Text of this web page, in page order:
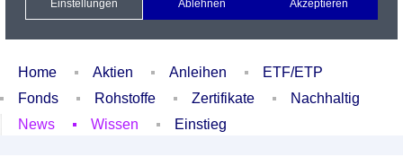
Xetra Realtime
Watchlist Portfolio Login
Home Aktien Anleihen
ETF/ETP
Fonds
Rohstoffe Zertifikate
Nachhaltig
News
Wissen Einstieg
Einstellungen Ablehnen Akzeptieren